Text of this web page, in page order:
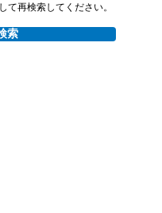
て再検索してください。
索